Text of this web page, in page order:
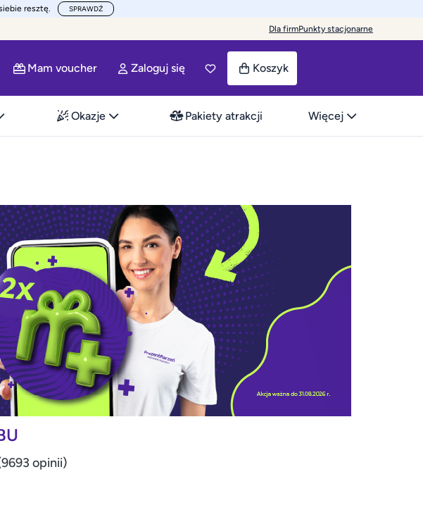
resztę. SPRAWDŹ
Dla firmPunkty stacjonarne
Mam voucher Zaloguj się Koszyk
Okazje Pakiety atrakcji Więcej
opinii)